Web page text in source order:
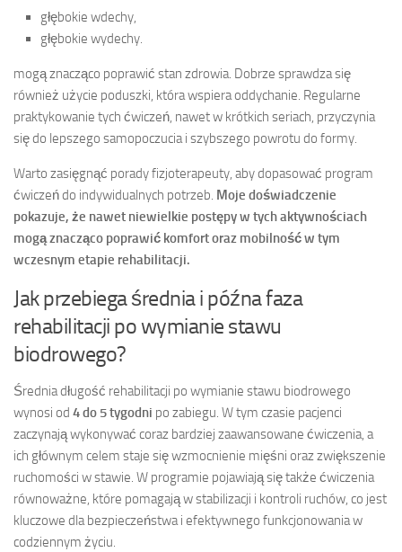
głębokie wdechy,
głębokie wydechy.
mogą znacząco poprawić stan zdrowia. Dobrze sprawdza się
również użycie poduszki, która wspiera oddychanie. Regularne
praktykowanie tych ćwiczeń, nawet w krótkich seriach, przyczynia
się do lepszego samopoczucia i szybszego powrotu do formy.
Warto zasięgnąć porady fizjoterapeuty, aby dopasować program
ćwiczeń do indywidualnych potrzeb. Moje doświadczenie
pokazuje, że nawet niewielkie postępy w tych aktywnościach
mogą znacząco poprawić komfort oraz mobilność w tym
wczesnym etapie rehabilitacji.
Jak przebiega średnia i późna faza
rehabilitacji po wymianie stawu
biodrowego?
Średnia długość rehabilitacji po wymianie stawu biodrowego
wynosi od 4 do 5 tygodni po zabiegu. W tym czasie pacjenci
zaczynają wykonywać coraz bardziej zaawansowane ćwiczenia, a
ich głównym celem staje się wzmocnienie mięśni oraz zwiększenie
ruchomości w stawie. W programie pojawiają się także ćwiczenia
równoważne, które pomagają w stabilizacji i kontroli ruchów, co jest
kluczowe dla bezpieczeństwa i efektywnego funkcjonowania w
codziennym życiu.